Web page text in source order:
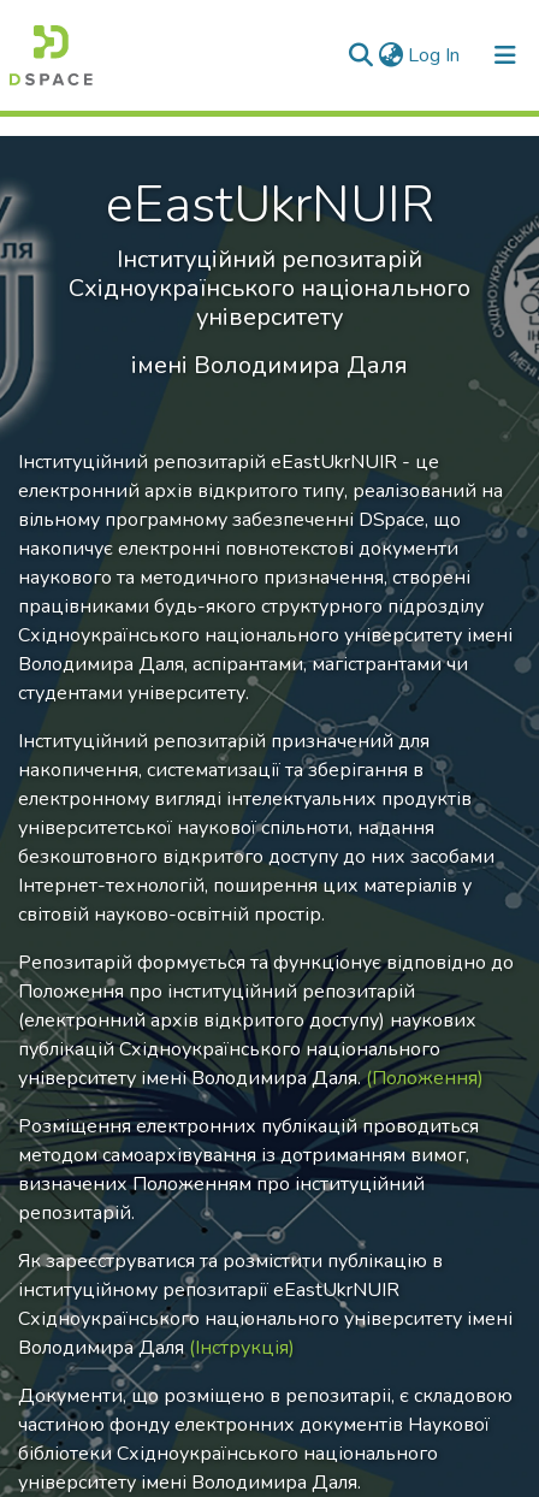
Log In (current)
Communities & Collections
All of DSpace
Statistics
eEastUkrNUIR
Інституційний репозитарій
Східноукраїнського національного
університету
імені Володимира Даля
Інституційний репозитарій eEastUkrNUIR - це
електронний архів відкритого типу, реалізований на
вільному програмному забезпеченні DSpace, що
накопичує електронні повнотекстові документи
наукового та методичного призначення, створені
працівниками будь-якого структурного підрозділу
Східноукраїнського національного університету імені
Володимира Даля, аспірантами, магістрантами чи
студентами університету.
Інституційний репозитарій призначений для
накопичення, систематизації та зберігання в
електронному вигляді інтелектуальних продуктів
університетської наукової спільноти, надання
безкоштовного відкритого доступу до них засобами
Інтернет-технологій, поширення цих матеріалів у
світовій науково-освітній простір.
Репозитарій формується та функціонує відповідно до
Положення про інституційний репозитарій
(електронний архів відкритого доступу) наукових
публікацій Східноукраїнського національного
університету імені Володимира Даля.(Положення)
Розміщення електронних публікацій проводиться
методом самоархівування із дотриманням вимог,
визначених Положенням про інституційний
репозитарій.
Як зареєструватися та розмістити публікацію в
інституційному репозитарії eEastUkrNUIR
Східноукраїнського національного університету імені
Володимира Даля(Інструкція)
Документи, що розміщено в репозитаріі, є складовою
частиною фонду електронних документів Наукової
бібліотеки Східноукраїнського національного
університету імені Володимира Даля.